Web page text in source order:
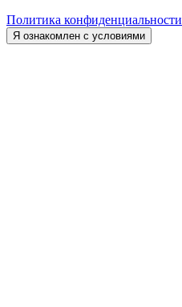
Политика конфиденциальности
Я ознакомлен с условиями